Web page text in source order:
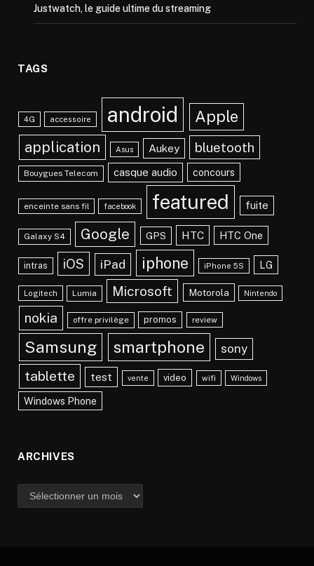
Justwatch, le guide ultime du streaming
TAGS
4G accessoire android Apple
application Asus Aukey bluetooth
Bouygues Telecom casque audio concours
enceinte sans fil facebook featured fuite
Galaxy S4 Google GPS HTC HTC One
intras iOS iPad iphone iPhone 5S LG
Logitech Lumia Microsoft Motorola Nintendo
nokia offre privilège promos review
Samsung smartphone sony
tablette test vente video wifi Windows
Windows Phone
ARCHIVES
Archives